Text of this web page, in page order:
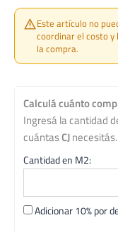
Este artículo no
coordinar el costo
la compra.
Calculá cuánto
Ingresá la cantidad
cuántasCJnecesitás.
Cantidad en M2:
Adicionar 10% por